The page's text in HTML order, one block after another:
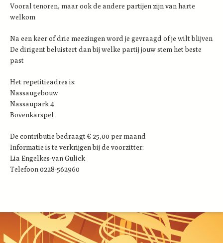
Vooral tenoren, maar ook de andere partijen zijn van harte
welkom
Na een keer of drie meezingen word je gevraagd of je wilt blijven
De dirigent beluistert dan bij welke partij jouw stem het beste
past
Het repetitieadres is:
Nassaugebouw
Nassaupark 4
Bovenkarspel
De contributie bedraagt € 25,00 per maand
Informatie is te verkrijgen bij de voorzitter:
Lia Engelkes-van Gulick
Telefoon 0228-562960